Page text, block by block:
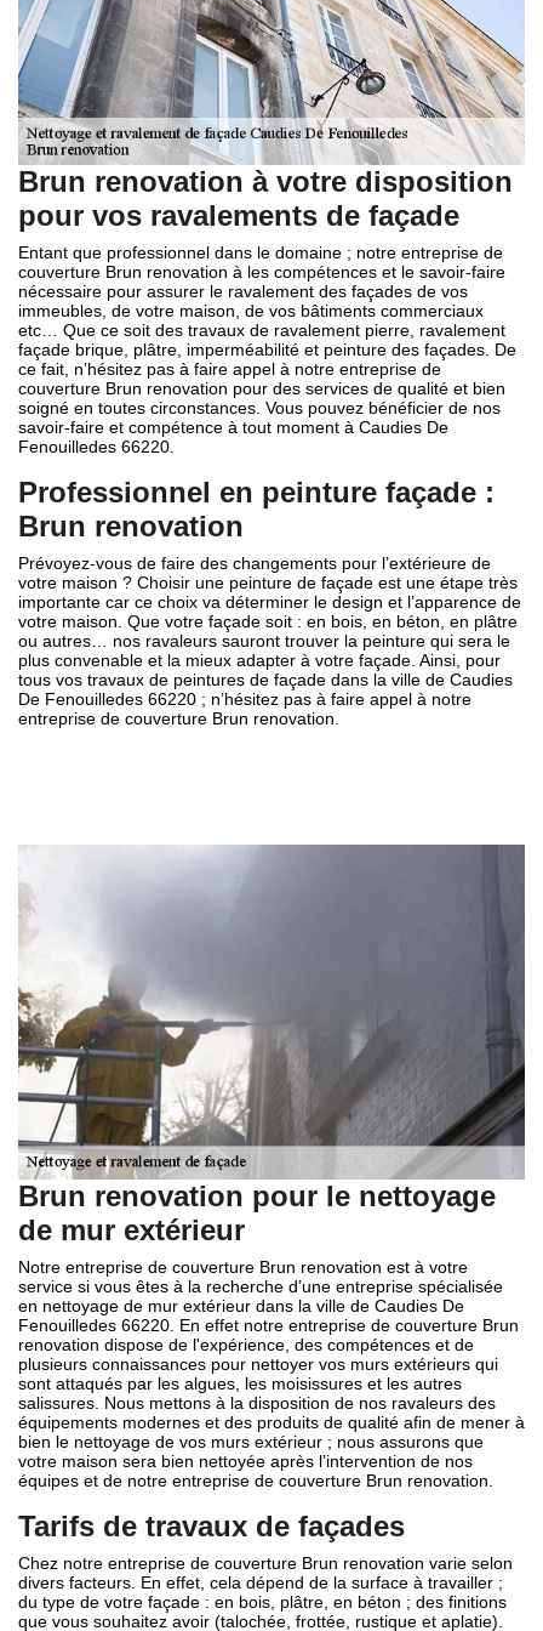
Brun renovation à votre disposition
pour vos ravalements de façade
Entant que professionnel dans le domaine ; notre entreprise de
couverture Brun renovation à les compétences et le savoir-faire
nécessaire pour assurer le ravalement des façades de vos
immeubles, de votre maison, de vos bâtiments commerciaux
etc… Que ce soit des travaux de ravalement pierre, ravalement
façade brique, plâtre, imperméabilité et peinture des façades. De
ce fait, n’hésitez pas à faire appel à notre entreprise de
couverture Brun renovation pour des services de qualité et bien
soigné en toutes circonstances. Vous pouvez bénéficier de nos
savoir-faire et compétence à tout moment à Caudies De
Fenouilledes 66220.
Professionnel en peinture façade :
Brun renovation
Prévoyez-vous de faire des changements pour l’extérieure de
votre maison ? Choisir une peinture de façade est une étape très
importante car ce choix va déterminer le design et l’apparence de
votre maison. Que votre façade soit : en bois, en béton, en plâtre
ou autres… nos ravaleurs sauront trouver la peinture qui sera le
plus convenable et la mieux adapter à votre façade. Ainsi, pour
tous vos travaux de peintures de façade dans la ville de Caudies
De Fenouilledes 66220 ; n’hésitez pas à faire appel à notre
entreprise de couverture Brun renovation.
Brun renovation pour le nettoyage
de mur extérieur
Notre entreprise de couverture Brun renovation est à votre
service si vous êtes à la recherche d’une entreprise spécialisée
en nettoyage de mur extérieur dans la ville de Caudies De
Fenouilledes 66220. En effet notre entreprise de couverture Brun
renovation dispose de l'expérience, des compétences et de
plusieurs connaissances pour nettoyer vos murs extérieurs qui
sont attaqués par les algues, les moisissures et les autres
salissures. Nous mettons à la disposition de nos ravaleurs des
équipements modernes et des produits de qualité afin de mener à
bien le nettoyage de vos murs extérieur ; nous assurons que
votre maison sera bien nettoyée après l’intervention de nos
équipes et de notre entreprise de couverture Brun renovation.
Tarifs de travaux de façades
Chez notre entreprise de couverture Brun renovation varie selon
divers facteurs. En effet, cela dépend de la surface à travailler ;
du type de votre façade : en bois, plâtre, en béton ; des finitions
que vous souhaitez avoir (talochée, frottée, rustique et aplatie).